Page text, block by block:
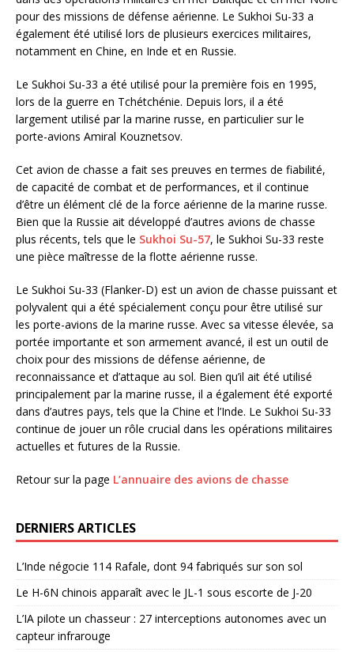
pour des missions de défense aérienne. Le Sukhoi Su-33 a
également été utilisé lors de plusieurs exercices militaires,
notamment en Chine, en Inde et en Russie.
Le Sukhoi Su-33 a été utilisé pour la première fois en 1995,
lors de la guerre en Tchétchénie. Depuis lors, il a été
largement utilisé par la marine russe, en particulier sur le
porte-avions Amiral Kouznetsov.
Cet avion de chasse a fait ses preuves en termes de fiabilité,
de capacité de combat et de performances, et il continue
d’être un élément clé de la force aérienne de la marine russe.
Bien que la Russie ait développé d’autres avions de chasse
plus récents, tels que le Sukhoi Su-57, le Sukhoi Su-33 reste
une pièce maîtresse de la flotte aérienne russe.
Le Sukhoi Su-33 (Flanker-D) est un avion de chasse puissant et
polyvalent qui a été spécialement conçu pour être utilisé sur
les porte-avions de la marine russe. Avec sa vitesse élevée, sa
portée importante et son armement avancé, il est un outil de
choix pour des missions de défense aérienne, de
reconnaissance et d’attaque au sol. Bien qu’il ait été utilisé
principalement par la marine russe, il a également été exporté
dans d’autres pays, tels que la Chine et l’Inde. Le Sukhoi Su-33
continue de jouer un rôle crucial dans les opérations militaires
actuelles et futures de la Russie.
Retour sur la page L’annuaire des avions de chasse
DERNIERS ARTICLES
L’Inde négocie 114 Rafale, dont 94 fabriqués sur son sol
Le H-6N chinois apparaît avec le JL-1 sous escorte de J-20
L’IA pilote un chasseur : 27 interceptions autonomes avec un
capteur infrarouge